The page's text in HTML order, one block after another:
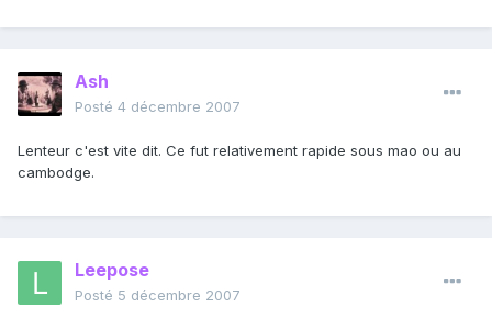
Ash
Posté 4 décembre 2007
Lenteur c'est vite dit. Ce fut relativement rapide sous mao ou au
cambodge.
Leepose
Posté 5 décembre 2007